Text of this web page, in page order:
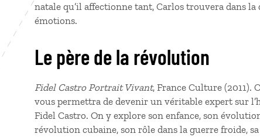
natale qu’il affectionne tant, Carlos trouvera dans
émotions.
Le père de la révolution
Fidel Castro Portrait Vivant, France Culture (2011).
vous permettra de devenir un véritable expert sur
Fidel Castro. On y explore son enfance, son
révolution cubaine, son rôle dans la guerre froide,